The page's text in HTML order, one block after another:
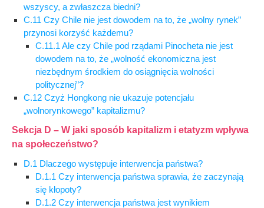
wszyscy, a zwłaszcza biedni?
C.11 Czy Chile nie jest dowodem na to, że „wolny rynek”
przynosi korzyść każdemu?
C.11.1 Ale czy Chile pod rządami Pinocheta nie jest
dowodem na to, że „wolność ekonomiczna jest
niezbędnym środkiem do osiągnięcia wolności
politycznej”?
C.12 Czyż Hongkong nie ukazuje potencjału
„wolnorynkowego” kapitalizmu?
Sekcja D – W jaki sposób kapitalizm i etatyzm wpływa
na społeczeństwo?
D.1 Dlaczego występuje interwencja państwa?
D.1.1 Czy interwencja państwa sprawia, że zaczynają
się kłopoty?
D.1.2 Czy interwencja państwa jest wynikiem